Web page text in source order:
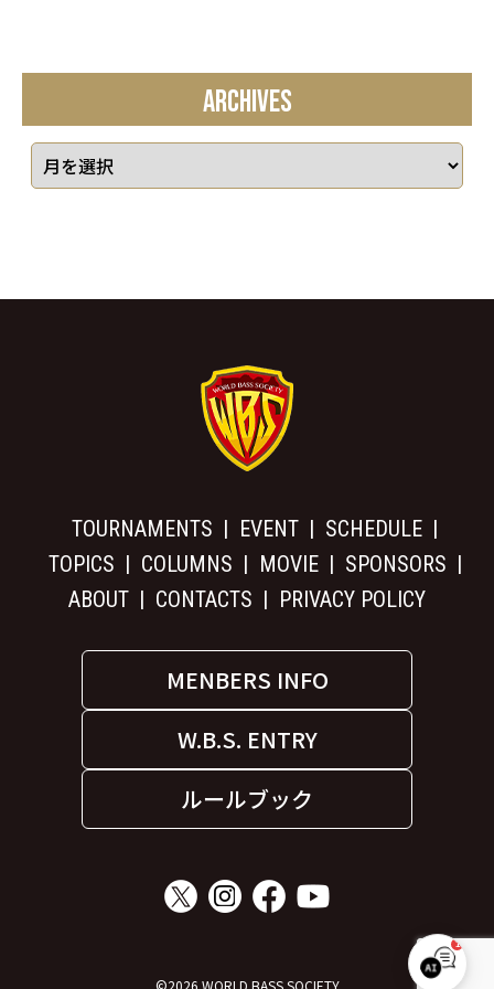
ARCHIVES
TOURNAMENTS EVENT
SCHEDULE
TOPICS
COLUMNS MOVIE
SPONSORS
ABOUT
CONTACTS PRIVACY POLICY
MENBERS INFO
W.B.S. ENTRY
ルールブック
©2026 WORLD BASS SOCIETY
1